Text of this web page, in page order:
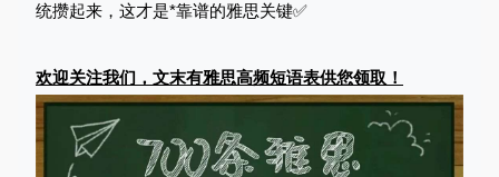
统攒起来，这才是*靠谱的雅思关键✅
欢迎关注我们，文末有雅思高频短语表供您领取！